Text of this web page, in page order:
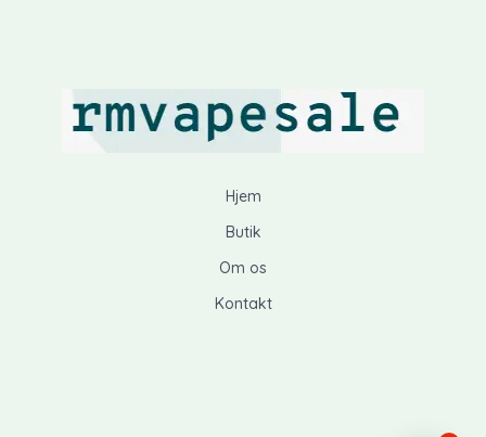
Hjem
Butik
Om os
Kontakt